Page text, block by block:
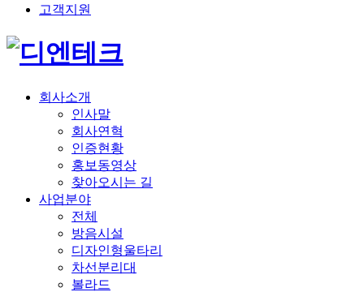
고객지원
회사소개
인사말
회사연혁
인증현황
홍보동영상
찾아오시는 길
사업분야
전체
방음시설
디자인형울타리
차선분리대
볼라드